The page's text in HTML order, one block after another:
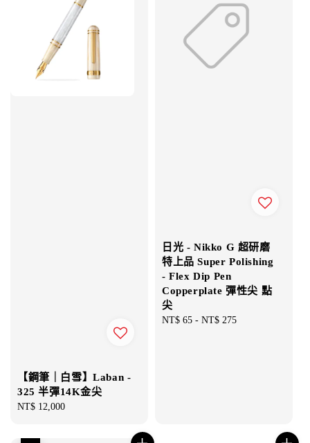
【鋼筆｜白雪】Laban -
325 半彈14K金尖
Regular
NT$ 12,000
日光 - Nikko G 超研磨
特上品 Super Polishing
- Flex Dip Pen
Copperplate 彈性尖 點
尖
Regular
NT$ 65 - NT$ 275